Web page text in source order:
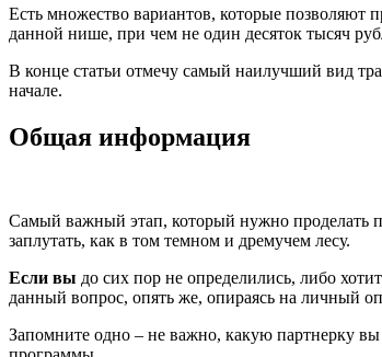
Есть множество вариантов, которые позволяют
данной нише, при чем не один десяток тысяч
В конце статьи отмечу самый наилучший вид
начале.
Общая информация
Самый важный этап, который нужно проделать
заплутать, как в том темном и дремучем лесу.
Если вы до сих пор не определились, либо
данный вопрос, опять же, опираясь на личный
Запомните одно – не важно, какую партнерку